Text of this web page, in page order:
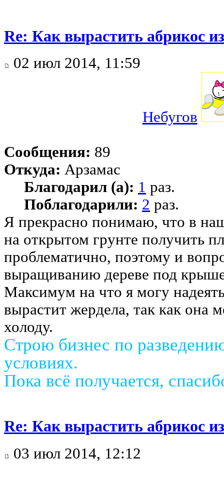
Re: Как вырастить абрикос
02 июл 2014, 11:59
Небугов
Сообщения: 89
Откуда: Арзамас
Благодарил (а): 1 раз.
Поблагодарили: 2 раз.
Я прекрасно понимаю, что в
на открытом грунте получить
проблематично, поэтому и
выращиванию дереве под
Максимум на что я могу
вырастит жердела, так как она
холоду.
Строю бизнес по
условиях.
Пока всё получается,
Re: Как вырастить абрикос
03 июл 2014, 12:12